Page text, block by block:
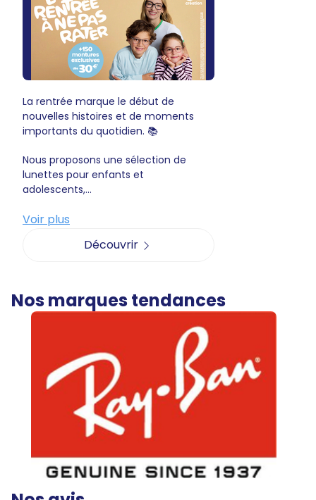
La rentrée marque le début de
nouvelles histoires et de moments
importants du quotidien. 📚
Nous proposons une sélection de
lunettes pour enfants et
adolescents,...
Voir plus
Découvrir
Nos marques tendances